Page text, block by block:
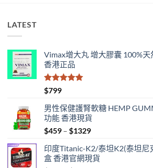
LATEST
Vimax增大丸 增大膠囊 100%
香港正品
評分
滿分 5
$799
男性保健護腎軟糖 HEMP
功能 香港現貨
$459 – $1329Price
$459
through
印度Titanic-K2/泰坦K2(泰坦尼
盒 香港官網現貨